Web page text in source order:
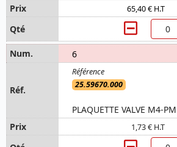
65,40 € H.T
6
25.59670.000
PLAQUETTE VALVE M4-PM
1,73 € H.T